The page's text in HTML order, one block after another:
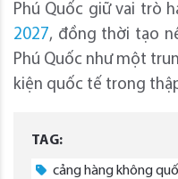
Phú Quốc giữ vai trò
2027, đồng thời tạo
Phú Quốc như một
kiện quốc tế trong
TAG:
cảng hàng không